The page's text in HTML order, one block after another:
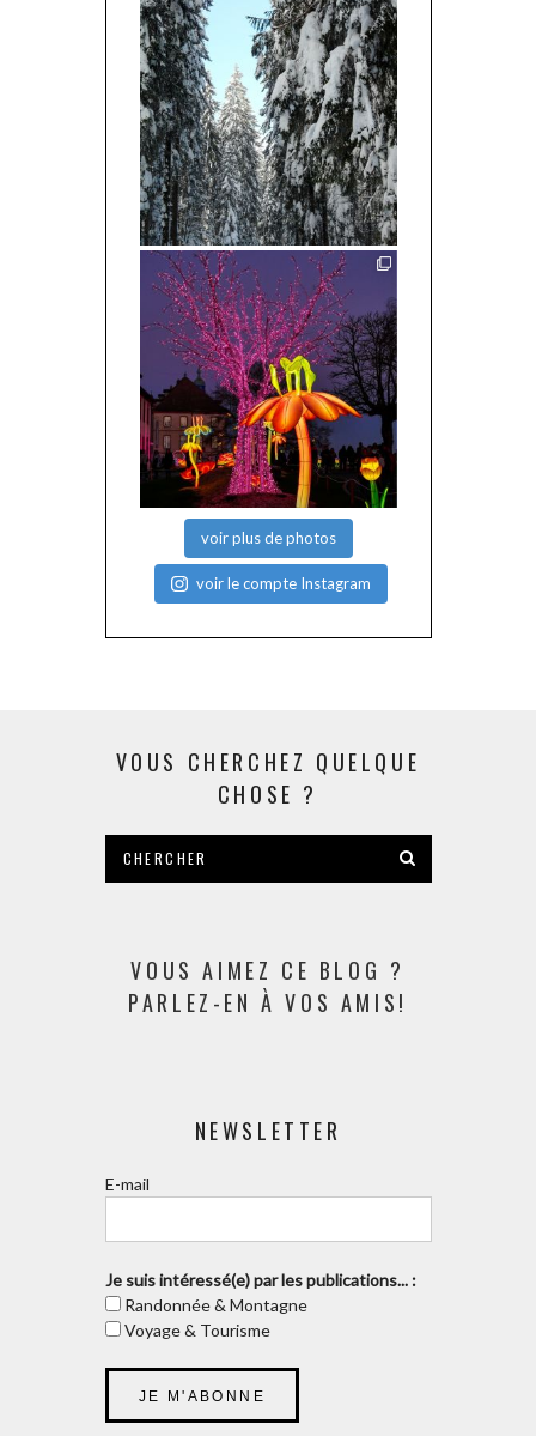
voir plus de photos
voir le compte Instagram
VOUS CHERCHEZ QUELQUE
CHOSE ?
VOUS AIMEZ CE BLOG ?
PARLEZ-EN À VOS AMIS!
NEWSLETTER
E-mail
Je suis intéressé(e) par les publications... :
Randonnée & Montagne
Voyage & Tourisme